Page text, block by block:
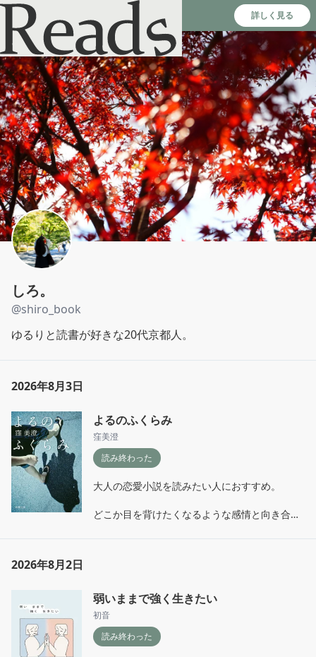
Reads - 読書のSNS＆記録アプリ 詳しく見る
しろ。
@shiro_book
ゆるりと読書が好きな20代京都人。
2026年8月3日
よるのふくらみ
窪美澄
読み終わった
大人の恋愛小説を読みたい人におすすめ。
どこか目を背けたくなるような感情と向き合っ
2026年8月2日
弱いままで強く生きたい
初音
読み終わった